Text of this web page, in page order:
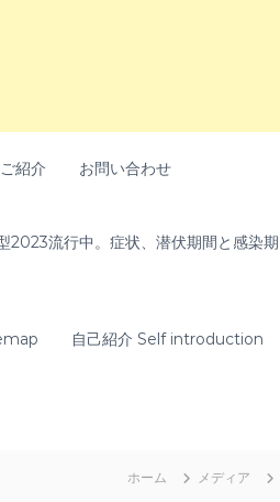
紹介 お問い合わせ
2023流行中。症状、潜伏期間と感染期
自己紹介 Self introduction
ホーム メディア